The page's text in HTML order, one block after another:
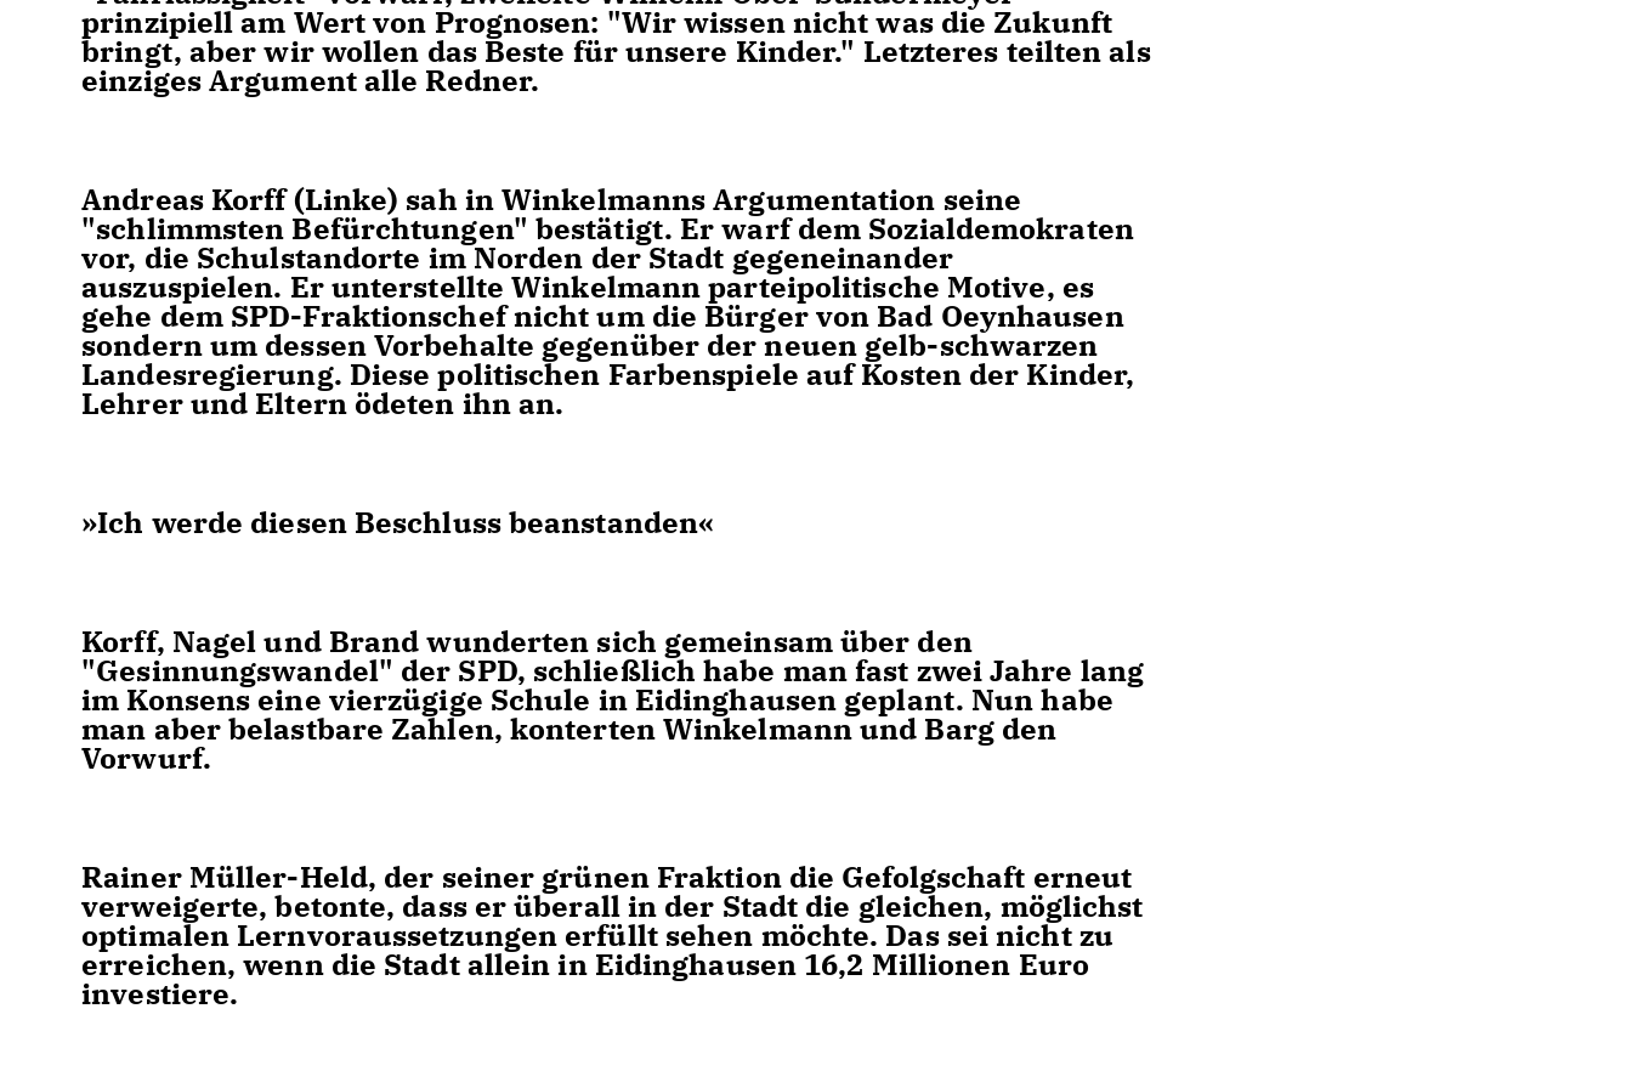
prinzipiell am Wert von Prognosen: "Wir wissen nicht was die Zukunft
bringt, aber wir wollen das Beste für unsere Kinder." Letzteres teilten als
einziges Argument alle Redner.
Andreas Korff (Linke) sah in Winkelmanns Argumentation seine
"schlimmsten Befürchtungen" bestätigt. Er warf dem Sozialdemokraten
vor, die Schulstandorte im Norden der Stadt gegeneinander
auszuspielen. Er unterstellte Winkelmann parteipolitische Motive, es
gehe dem SPD-Fraktionschef nicht um die Bürger von Bad Oeynhausen
sondern um dessen Vorbehalte gegenüber der neuen gelb-schwarzen
Landesregierung. Diese politischen Farbenspiele auf Kosten der Kinder,
Lehrer und Eltern ödeten ihn an.
»Ich werde diesen Beschluss beanstanden«
Korff, Nagel und Brand wunderten sich gemeinsam über den
"Gesinnungswandel" der SPD, schließlich habe man fast zwei Jahre lang
im Konsens eine vierzügige Schule in Eidinghausen geplant. Nun habe
man aber belastbare Zahlen, konterten Winkelmann und Barg den
Vorwurf.
Rainer Müller-Held, der seiner grünen Fraktion die Gefolgschaft erneut
verweigerte, betonte, dass er überall in der Stadt die gleichen, möglichst
optimalen Lernvoraussetzungen erfüllt sehen möchte. Das sei nicht zu
erreichen, wenn die Stadt allein in Eidinghausen 16,2 Millionen Euro
investiere.